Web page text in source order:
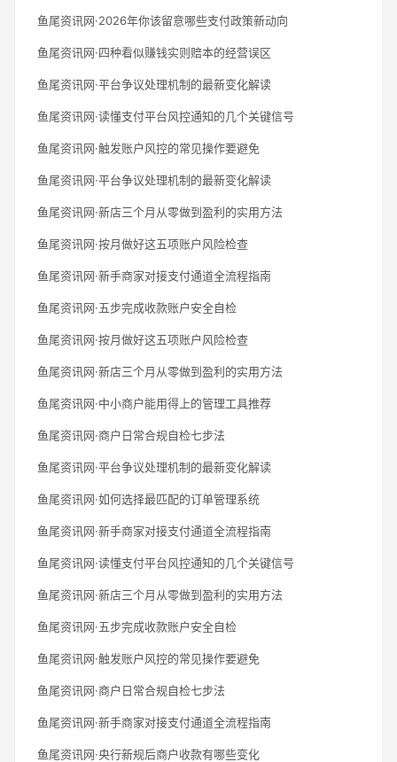
鱼尾资讯网·2026年你该留意哪些支付政策新动向
鱼尾资讯网·四种看似赚钱实则赔本的经营误区
鱼尾资讯网·平台争议处理机制的最新变化解读
鱼尾资讯网·读懂支付平台风控通知的几个关键信号
鱼尾资讯网·触发账户风控的常见操作要避免
鱼尾资讯网·平台争议处理机制的最新变化解读
鱼尾资讯网·新店三个月从零做到盈利的实用方法
鱼尾资讯网·按月做好这五项账户风险检查
鱼尾资讯网·新手商家对接支付通道全流程指南
鱼尾资讯网·五步完成收款账户安全自检
鱼尾资讯网·按月做好这五项账户风险检查
鱼尾资讯网·新店三个月从零做到盈利的实用方法
鱼尾资讯网·中小商户能用得上的管理工具推荐
鱼尾资讯网·商户日常合规自检七步法
鱼尾资讯网·平台争议处理机制的最新变化解读
鱼尾资讯网·如何选择最匹配的订单管理系统
鱼尾资讯网·新手商家对接支付通道全流程指南
鱼尾资讯网·读懂支付平台风控通知的几个关键信号
鱼尾资讯网·新店三个月从零做到盈利的实用方法
鱼尾资讯网·五步完成收款账户安全自检
鱼尾资讯网·触发账户风控的常见操作要避免
鱼尾资讯网·商户日常合规自检七步法
鱼尾资讯网·新手商家对接支付通道全流程指南
鱼尾资讯网·央行新规后商户收款有哪些变化